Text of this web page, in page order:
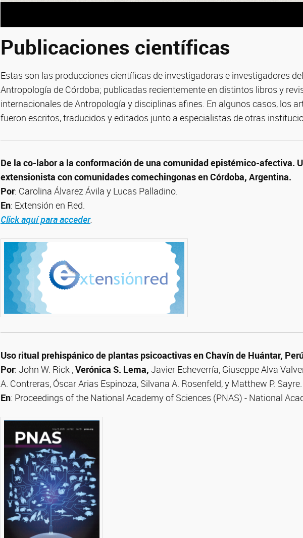
Publicaciones científicas
Estas son las producciones científicas de investigadoras e investigadores
Antropología de Córdoba; publicadas recientemente en distintos libros y
internacionales de Antropología y disciplinas afines. En algunos casos, los
fueron escritos, traducidos y editados junto a especialistas de otras
De la co-labor a la conformación de una comunidad epistémico-afectiva.
extensionista con comunidades comechingonas en Córdoba, Argentina.
Por: Carolina Álvarez Ávila y Lucas Palladino.
En: Extensión en Red.
Click aquí para acceder.
Uso ritual prehispánico de plantas psicoactivas en Chavín de Huántar,
Por: John W. Rick ,Verónica S. Lema, Javier Echeverría, GiuseppeAlva
A. Contreras, ÓscarArias Espinoza, Silvana A. Rosenfeld, y Matthew P. Sayre.
En: Proceedings of the National Academy of Sciences (PNAS) - National